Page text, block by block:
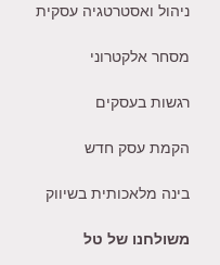
ניהול ואסטרטגיה עסקית
מסחר אלקטרוני
רגשות בעסקים
הקמת עסק חדש
בינה מלאכותית בשיווק
משולחנו של טל